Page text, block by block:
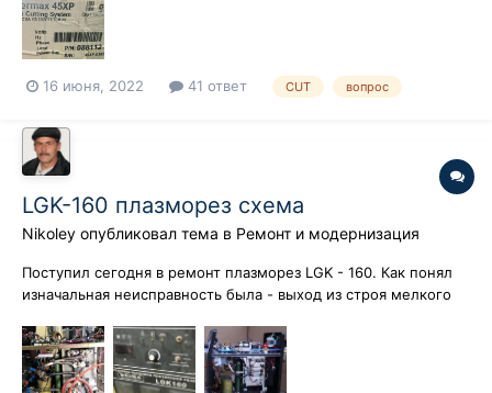
характеристики в целом гуд и качество реза (подсматривали
за разными аппаратами) конечн...
16 июня, 2022 41 ответ CUT вопрос
LGK-160 плазморез схема
Nikoley опубликовал тема в Ремонт и модернизация
Поступил сегодня в ремонт плазморез LGK - 160. Как понял
изначальная неисправность была - выход из строя мелкого
производстве энтузиасты взялись за дело и не найдя
контактора нужного размера воткнули полнометражный на
63 ампера. Подвесив его на...